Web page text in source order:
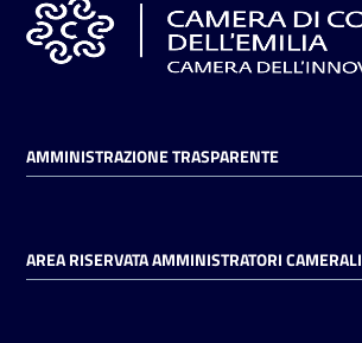
Tutelare
l'Impresa
in
digitale
AMMINISTRAZIONE TRASPARENTE
AREA RISERVATA AMMINISTRATORI CAMERALI